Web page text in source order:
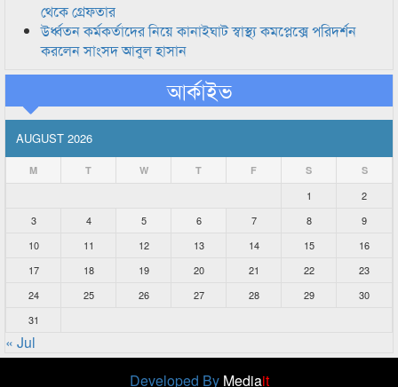
থেকে গ্রেফতার
উর্ধ্বতন কর্মকর্তাদের নিয়ে কানাইঘাট স্বাস্থ্য কমপ্লেক্সে পরিদর্শন
করলেন সাংসদ আবুল হাসান
আর্কাইভ
AUGUST 2026
M T W T F S S
1
2
3
4 5 6 7 8
9
10
11 12 13 14 15
16
17
18 19 20 21 22
23
24
25 26 27 28 29
30
31
« Jul
Developed By Mediait